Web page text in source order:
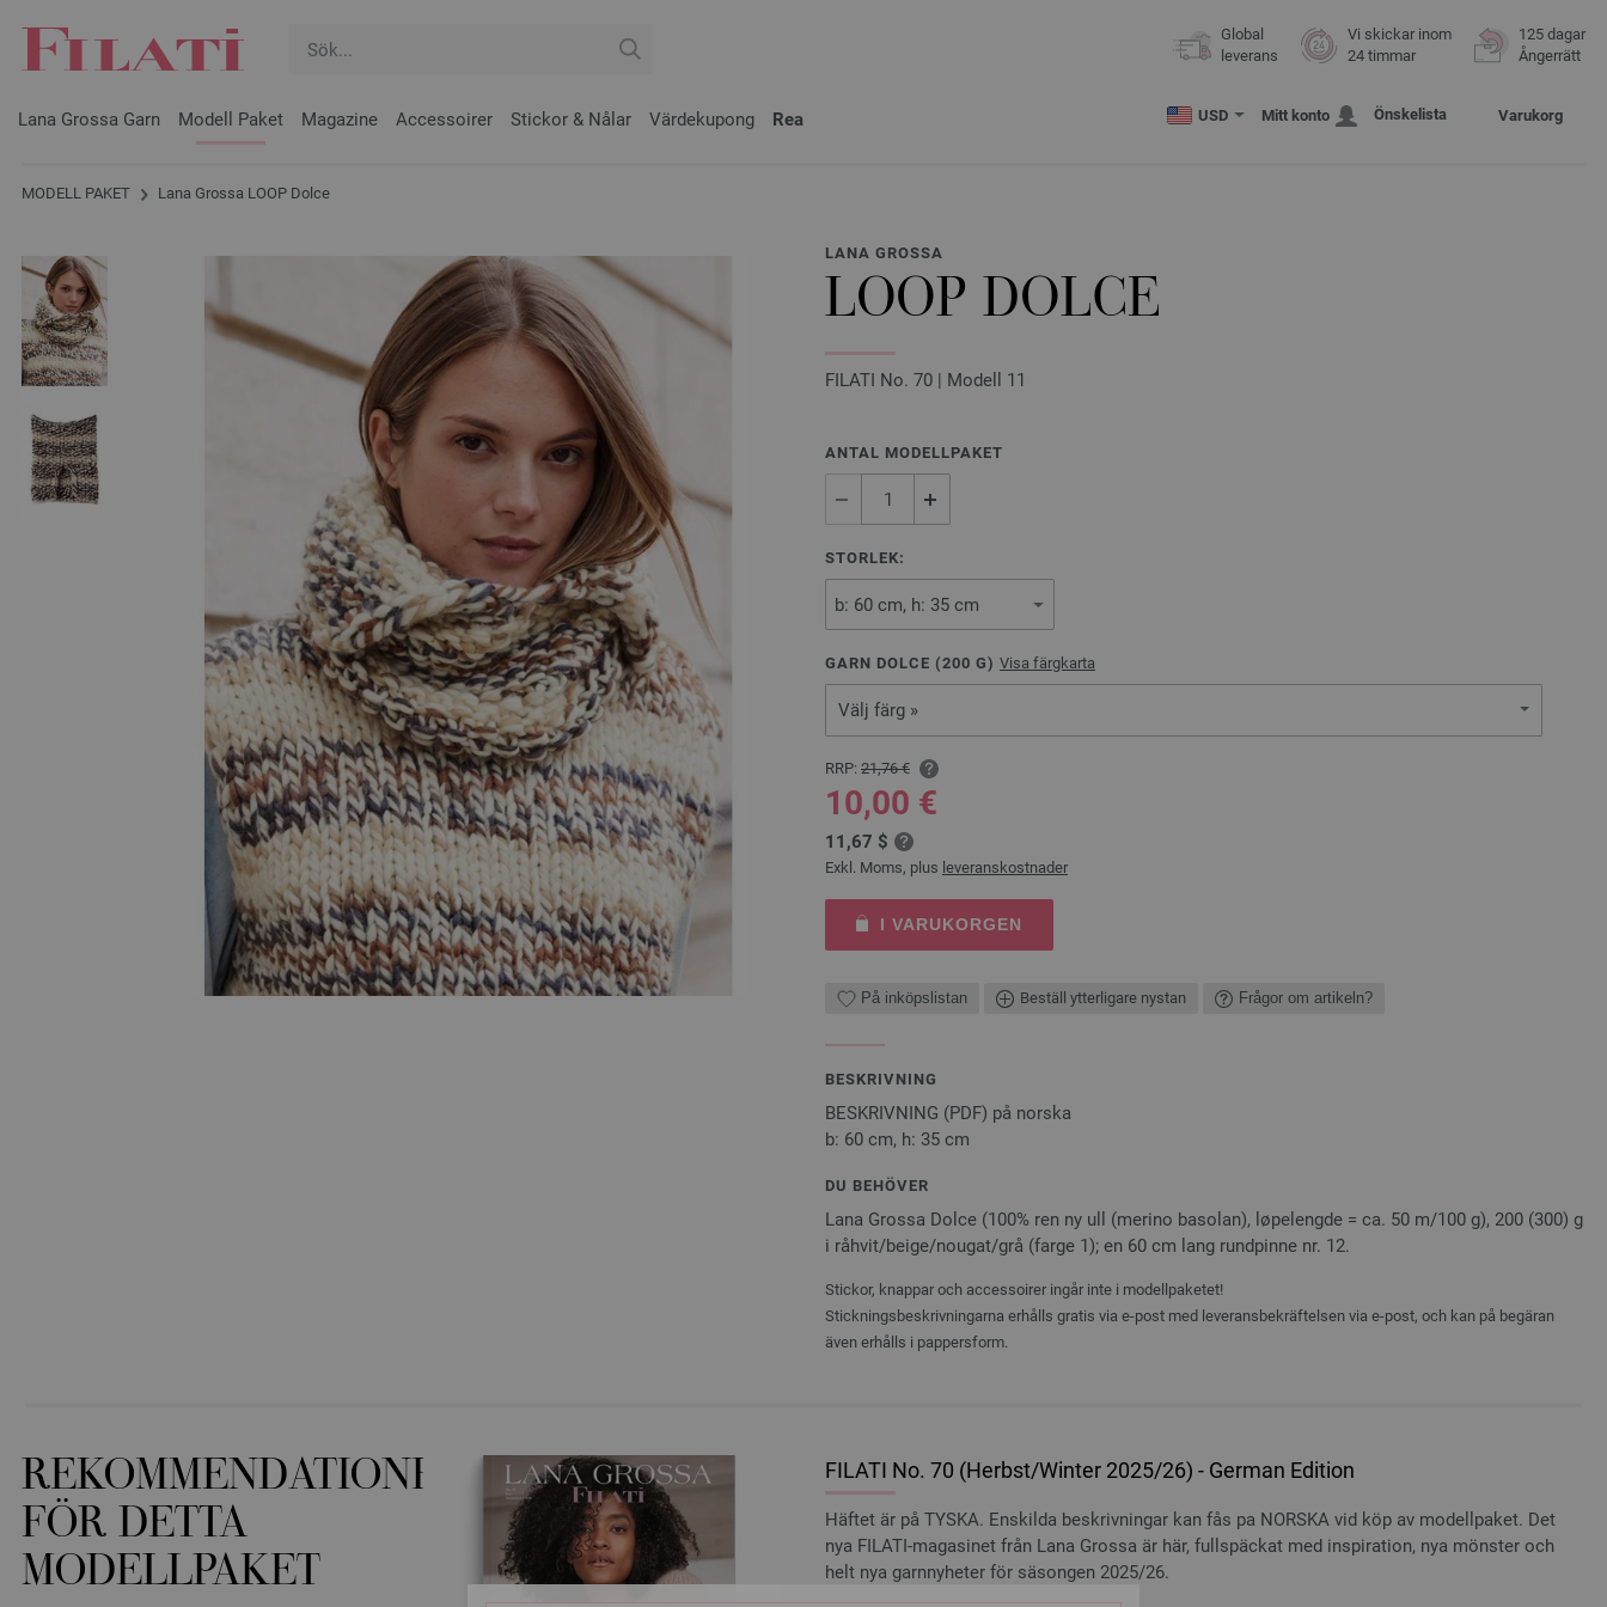
Global
leverans
Vi skickar inom
24 timmar
125 dagar
Ångerrätt
Lana Grossa Garn Modell Paket Magazine Accessoirer Stickor & Nålar Värdekupong Rea USD Mitt konto Önskelista Varukorg
MODELL PAKET Lana Grossa LOOP Dolce
LANA GROSSA
LOOP DOLCE
FILATI No. 70 | Modell 11
ANTAL MODELLPAKET
STORLEK:
GARN DOLCE (200 G) Visa färgkarta
Välj färg »
RRP: 21,76 €
10,00 €
11,67 $
Exkl. Moms, plus leveranskostnader
I VARUKORGEN
På inköpslistan Beställ ytterligare nystan Frågor om artikeln?
BESKRIVNING
BESKRIVNING (PDF) på norska
b: 60 cm, h: 35 cm
DU BEHÖVER
Lana Grossa Dolce (100% ren ny ull (merino basolan), løpelengde = ca. 50 m/100 g), 200 (300) g
i råhvit/beige/nougat/grå (farge 1); en 60 cm lang rundpinne nr. 12.
Stickor, knappar och accessoirer ingår inte i modellpaketet!
Stickningsbeskrivningarna erhålls gratis via e-post med leveransbekräftelsen via e-post, och kan på begäran
även erhålls i pappersform.
REKOMMENDATIONER
FÖR DETTA
MODELLPAKET
FILATI No. 70 (Herbst/Winter 2025/26) - German Edition
Häftet är på TYSKA. Enskilda beskrivningar kan fås pa NORSKA vid köp av modellpaket. Det
nya FILATI-magasinet från Lana Grossa är här, fullspäckat med inspiration, nya mönster och
helt nya garnnyheter för säsongen 2025/26.